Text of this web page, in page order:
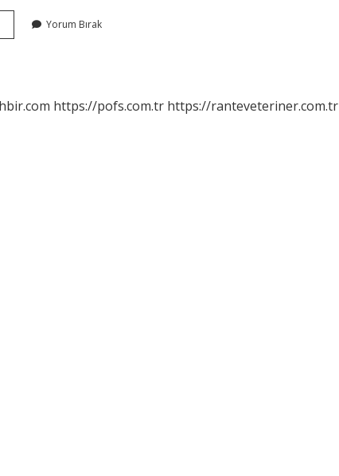
Göreceli
Yorum Bırak
https://pofs.com.tr https://ranteveteriner.com.tr